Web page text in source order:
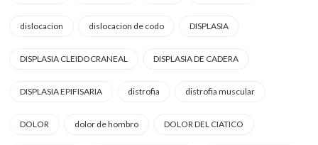
dislocacion dislocacion de codo DISPLASIA
DISPLASIA CLEIDOCRANEAL DISPLASIA DE CADERA
DISPLASIA EPIFISARIA distrofia distrofia muscular
DOLOR dolor de hombro DOLOR DEL CIATICO